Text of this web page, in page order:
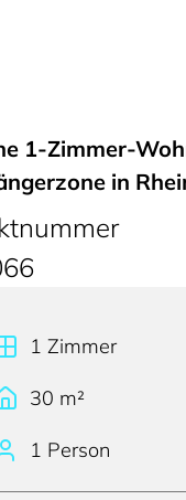
1-Zimmer-
in
1 Zimmer
30 m²
1 Person